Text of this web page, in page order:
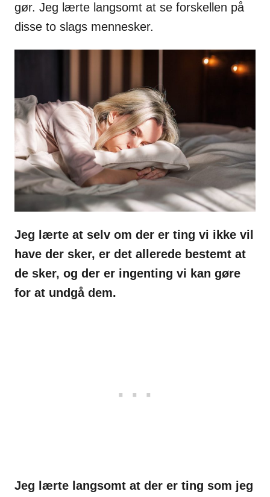
gør. Jeg lærte langsomt at se forskellen på
disse to slags mennesker.
Jeg lærte at selv om der er ting vi ikke vil
have der sker, er det allerede bestemt at
de sker, og der er ingenting vi kan gøre
for at undgå dem.
Jeg lærte langsomt at der er ting som jeg